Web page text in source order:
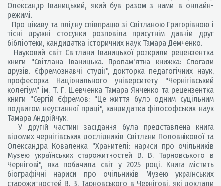
Олександр Іваницький, який був разом з нами в онлайн-
режимі.
Про цікаву та плідну співпрацю зі Світланою Григорівною і
тісні дружні стосунки розповіла присутнім давній друг
бібліотеки, кандидатка історичних наук Тамара Демченко.
Науковий світ Світлани Іваницької розкрили рецензентка
книги "Світлана Іваницька. Пропам'ятна книжка: Спогади
друзів. Єфремознавчі студії", докторка педагогічних наук,
професорка Національного університету "Чернігівський
колегіум" ім. Т. Г. Шевченка Тамара Янченко та рецензентка
книги "Сергій Єфремов: "Це життя було одним суцільним
подвигом неустанної праці", кандидатка філософських наук
Тамара Андрійчук.
У другій частині засідання була представлена книга
відомих чернігівських дослідників Світлани Половнікової та
Олександра Коваленка "Хранителі: нариси про очільників
Музею українських старожитностей В. В. Тарновського в
Чернігові", яка побачила світ у 2025 році. Книга містить
біографічні нариси про очільників Музею українських
старожитностей В. В. Тарновського в Чернігові, які доклали